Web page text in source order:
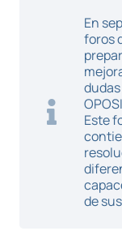
En
foros
Este
de